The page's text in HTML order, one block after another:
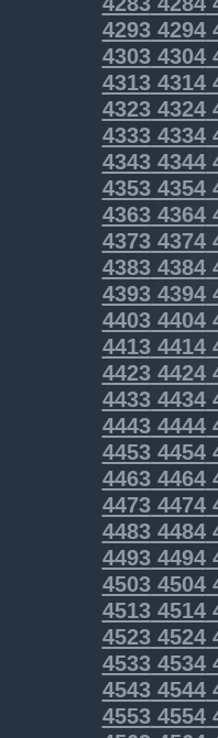
42934294
43034304
43134314
43234324
43334334
43434344
43534354
43634364
43734374
43834384
43934394
44034404
44134414
44234424
44334434
44434444
44534454
44634464
44734474
44834484
44934494
45034504
45134514
45234524
45334534
45434544
45534554